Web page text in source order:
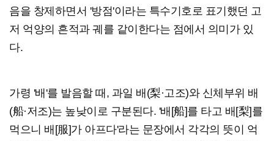
음을 창제하면서 '방점'이라는 특수기호로 표기했던 고
저 억양의 흔적과 궤를 같이한다는 점에서 의미가 있
다.
가령 '배'를 발음할 때, 과일 배(梨·고조)와 신체부위 배
(船·저조)는 높낮이로 구분된다. '배[船]를 타고 배[梨]를
먹으니 배[服]가 아프다'라는 문장에서 각각의 뜻이 억